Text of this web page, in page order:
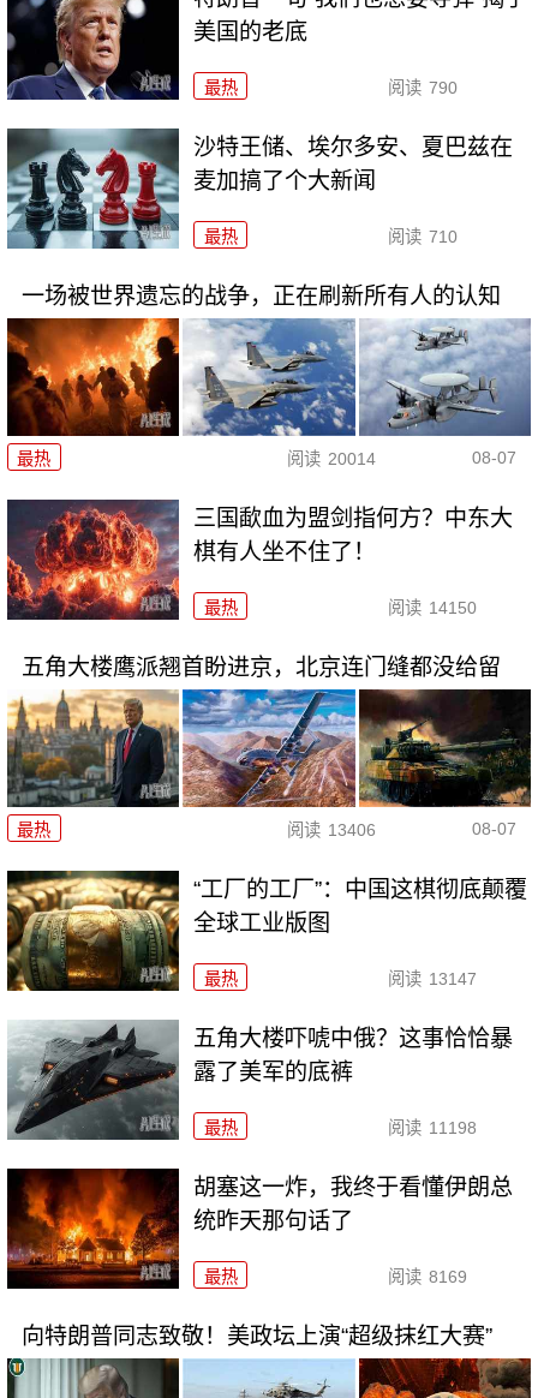
美国的老底
最热 阅读 790
沙特王储、埃尔多安、夏巴兹在
麦加搞了个大新闻
最热 阅读 710
一场被世界遗忘的战争，正在刷新所有人的认知
最热 阅读 20014 08-07
三国歃血为盟剑指何方？中东大
棋有人坐不住了！
最热 阅读 14150
五角大楼鹰派翘首盼进京，北京连门缝都没给留
最热 阅读 13406 08-07
“工厂的工厂”：中国这棋彻底颠覆
全球工业版图
最热 阅读 13147
五角大楼吓唬中俄？这事恰恰暴
露了美军的底裤
最热 阅读 11198
胡塞这一炸，我终于看懂伊朗总
统昨天那句话了
最热 阅读 8169
向特朗普同志致敬！美政坛上演“超级抹红大赛”